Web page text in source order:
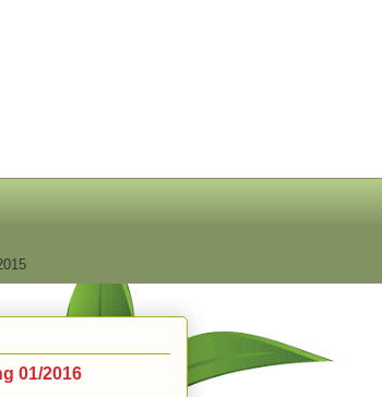
01/2016